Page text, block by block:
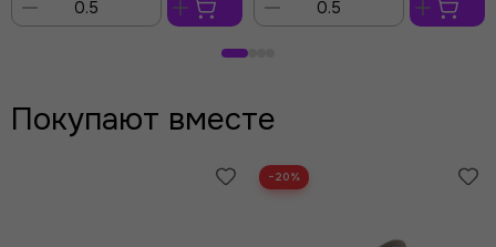
корзину
Покупают вместе
−20%